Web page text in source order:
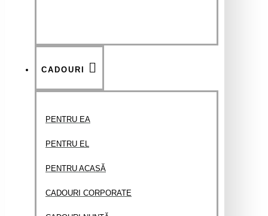
CADOURI
PENTRU EA
PENTRU EL
PENTRU ACASĂ
​CADOURI CORPORATE